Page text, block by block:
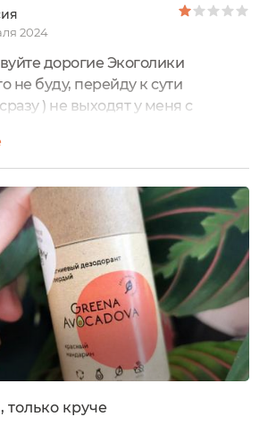
2024
дорогие Экоголики
не буду, перейду к сути
) не выходят у меня с
ни один из тех что пробовала
на 50%. Однако этот
же сумел меня удивить Когда я
мне понравилась его
Упаковка на самом деле
Это картонная...
только круче